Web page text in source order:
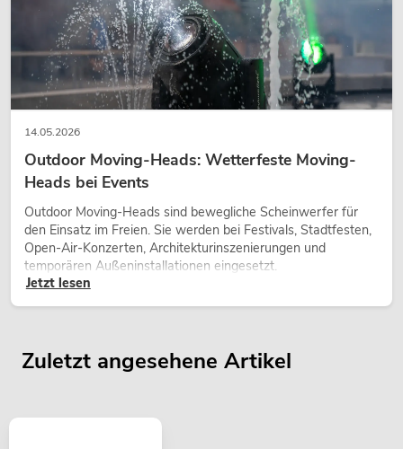
14.05.2026
Outdoor Moving-Heads: Wetterfeste Moving-
Heads bei Events
Outdoor Moving-Heads sind bewegliche Scheinwerfer für
den Einsatz im Freien. Sie werden bei Festivals, Stadtfesten,
Open-Air-Konzerten, Architekturinszenierungen und
temporären Außeninstallationen eingesetzt.
Jetzt lesen
Zuletzt angesehene Artikel